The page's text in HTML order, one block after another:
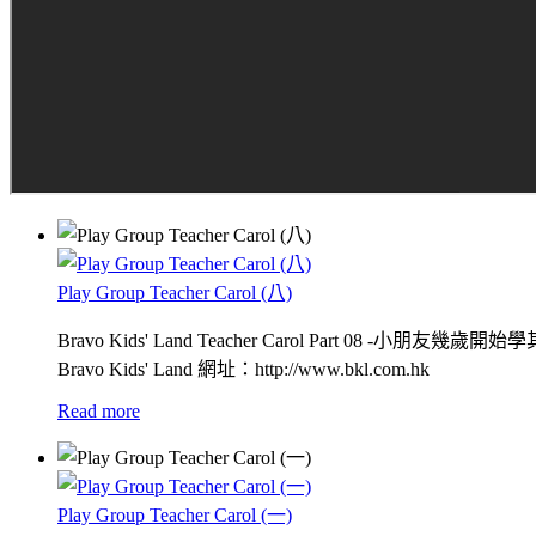
Play Group Teacher Carol (八)
Bravo Kids' Land Teacher Carol Part 08 -小朋友幾歲開始學
Bravo Kids' Land 網址：http://www.bkl.com.hk
Read more
Play Group Teacher Carol (一)